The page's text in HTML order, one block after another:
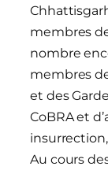
membres
nombre
membres
et des
CoBRA et
Au cours